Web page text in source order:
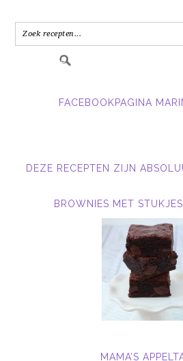
in.....
FACEBOOKPAGINA
DEZE RECEPTEN ZIJN
BROWNIES MET
MAMA’S